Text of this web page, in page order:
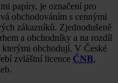
papíry, je označení pro
obchodováním s cennými
zákazníků. Zjednodušeně
a obchodníky a na rozdíl
kterými obchodují. V České
zvláštní licence ČNB,